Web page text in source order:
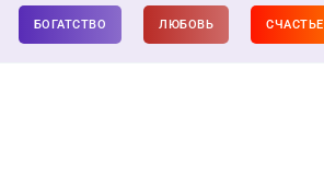
БОГАТСТВО ЛЮБОВЬ СЧАСТЬЕ